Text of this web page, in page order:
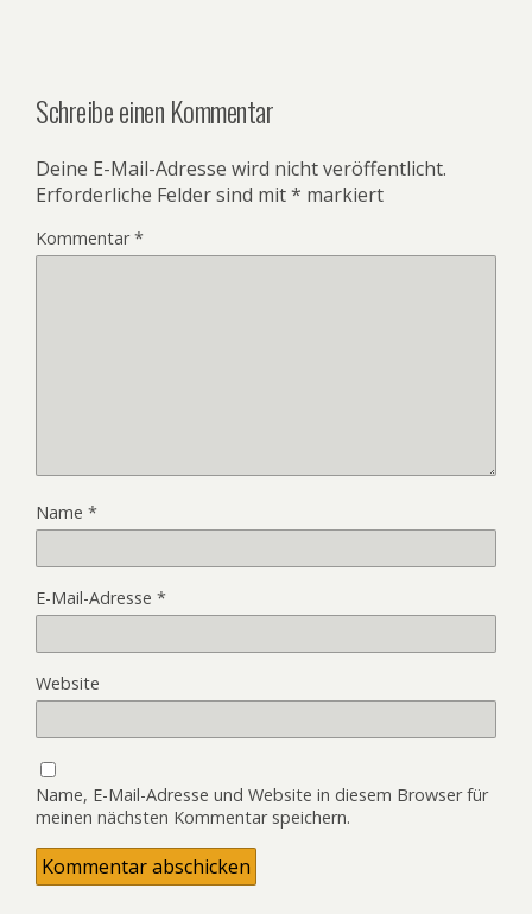
Schreibe einen Kommentar
Deine E-Mail-Adresse wird nicht veröffentlicht.
Erforderliche Felder sind mit* markiert
Kommentar*
Name *
E-Mail-Adresse *
Website
Name, E-Mail-Adresse und Website in diesem Browser für
meinen nächsten Kommentar speichern.